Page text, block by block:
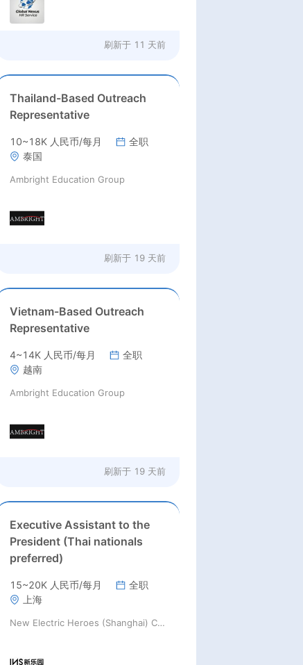
刷新于 11 天前
Thailand-Based Outreach
Representative
10~18K 人民币/每月
全职
泰国
Ambright Education Group
刷新于 19 天前
Vietnam-Based Outreach
Representative
4~14K 人民币/每月
全职
越南
Ambright Education Group
刷新于 19 天前
Executive Assistant to the
President (Thai nationals
preferred)
15~20K 人民币/每月
全职
上海
New Electric Heroes (Shanghai) Culture Communication Co., Ltd.